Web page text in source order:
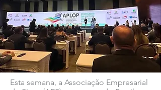
Esta semana, a Associação Empresarial